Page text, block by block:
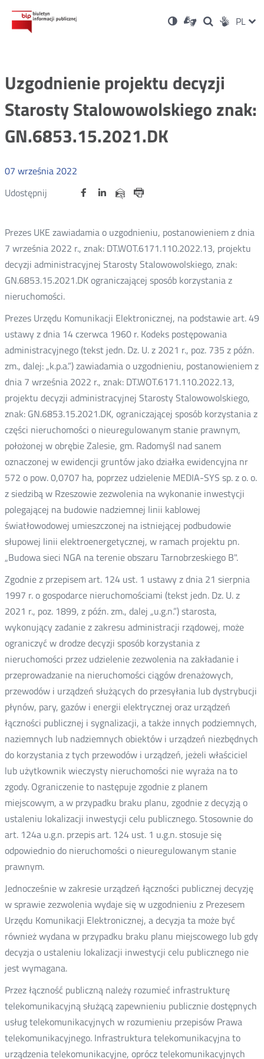
Ustawienia
Wersja
kontrastowa
Dla
niesłyszących
OtwórzOtwórz
w
Otwórz
w
Social PL
Uzgodnienie projektu decyzji
Starosty Stalowowolskiego znak:
GN.6853.15.2021.DK
07 września 2022
Udostępnij
Udostępnij
Otwórz Udostępnij
na
OtwórzUdostępnij
na
OtwórzUdostępnij
przez
Prezes UKE zawiadamia o uzgodnieniu, postanowieniem z dnia
7 września 2022 r., znak: DT.WOT.6171.110.2022.13, projektu
decyzji administracyjnej Starosty Stalowowolskiego, znak:
GN.6853.15.2021.DK ograniczającej sposób korzystania z
nieruchomości.
Prezes Urzędu Komunikacji Elektronicznej, na podstawie art. 49
ustawy z dnia 14 czerwca 1960 r. Kodeks postępowania
administracyjnego (tekst jedn. Dz. U. z 2021 r., poz. 735 z późn.
zm., dalej: „k.p.a.”) zawiadamia o uzgodnieniu, postanowieniem z
dnia 7 września 2022 r., znak: DT.WOT.6171.110.2022.13,
projektu decyzji administracyjnej Starosty Stalowowolskiego,
znak: GN.6853.15.2021.DK, ograniczającej sposób korzystania z
części nieruchomości o nieuregulowanym stanie prawnym,
położonej w obrębie Zalesie, gm. Radomyśl nad sanem
oznaczonej w ewidencji gruntów jako działka ewidencyjna nr
572 o pow. 0,0707 ha, poprzez udzielenie MEDIA-SYS sp. z o. o.
z siedzibą w Rzeszowie zezwolenia na wykonanie inwestycji
polegającej na budowie nadziemnej linii kablowej
światłowodowej umieszczonej na istniejącej podbudowie
słupowej linii elektroenergetycznej, w ramach projektu pn.
„Budowa sieci NGA na terenie obszaru Tarnobrzeskiego B".
Zgodnie z przepisem art. 124 ust. 1 ustawy z dnia 21 sierpnia
1997 r. o gospodarce nieruchomościami (tekst jedn. Dz. U. z
2021 r., poz. 1899, z późn. zm., dalej „u.g.n.”) starosta,
wykonujący zadanie z zakresu administracji rządowej, może
ograniczyć w drodze decyzji sposób korzystania z
nieruchomości przez udzielenie zezwolenia na zakładanie i
przeprowadzanie na nieruchomości ciągów drenażowych,
przewodów i urządzeń służących do przesyłania lub dystrybucji
płynów, pary, gazów i energii elektrycznej oraz urządzeń
łączności publicznej i sygnalizacji, a także innych podziemnych,
naziemnych lub nadziemnych obiektów i urządzeń niezbędnych
do korzystania z tych przewodów i urządzeń, jeżeli właściciel
lub użytkownik wieczysty nieruchomości nie wyraża na to
zgody. Ograniczenie to następuje zgodnie z planem
miejscowym, a w przypadku braku planu, zgodnie z decyzją o
ustaleniu lokalizacji inwestycji celu publicznego. Stosownie do
art. 124a u.g.n. przepis art. 124 ust. 1 u.g.n. stosuje się
odpowiednio do nieruchomości o nieuregulowanym stanie
prawnym.
Jednocześnie w zakresie urządzeń łączności publicznej decyzję
w sprawie zezwolenia wydaje się w uzgodnieniu z Prezesem
Urzędu Komunikacji Elektronicznej, a decyzja ta może być
również wydana w przypadku braku planu miejscowego lub gdy
decyzja o ustaleniu lokalizacji inwestycji celu publicznego nie
jest wymagana.
Przez łączność publiczną należy rozumieć infrastrukturę
telekomunikacyjną służącą zapewnieniu publicznie dostępnych
usług telekomunikacyjnych w rozumieniu przepisów Prawa
telekomunikacyjnego. Infrastruktura telekomunikacyjna to
urządzenia telekomunikacyjne, oprócz telekomunikacyjnych